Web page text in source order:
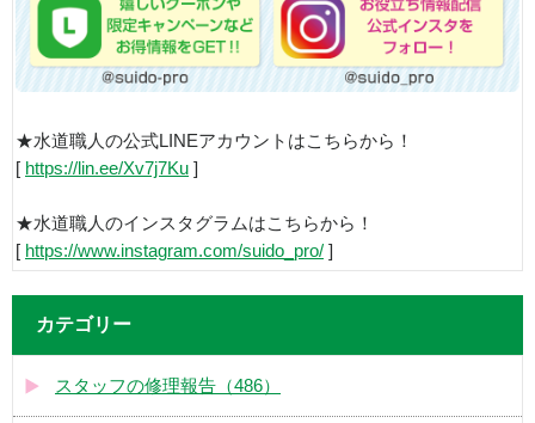
★水道職人の公式LINEアカウントはこちらから！
[ https://lin.ee/Xv7j7Ku ]
★水道職人のインスタグラムはこちらから！
[ https://www.instagram.com/suido_pro/ ]
カテゴリー
スタッフの修理報告（486）